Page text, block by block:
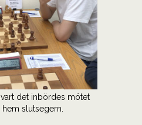
det inbördes mötet
slutsegern.